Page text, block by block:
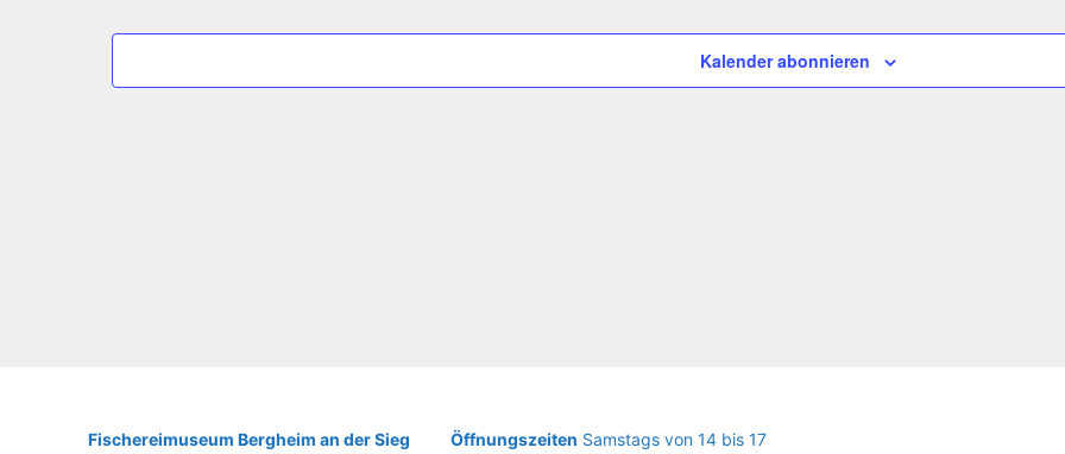
Kalender abonnieren
Fische­rei­mu­se­um Berg­heim an der Sieg Öffnungszeiten Samstags von 14 bis 17